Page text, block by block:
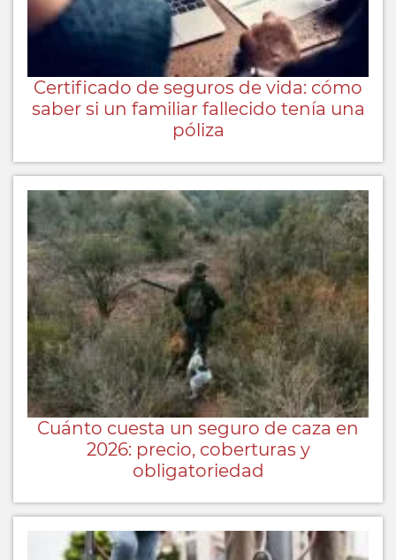
Certificado de seguros de vida: cómo
saber si un familiar fallecido tenía una
póliza
Cuánto cuesta un seguro de caza en
2026: precio, coberturas y
obligatoriedad